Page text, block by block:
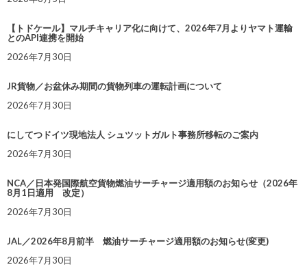
【トドケール】マルチキャリア化に向けて、2026年7月よりヤマト運輸
とのAPI連携を開始
2026年7月30日
JR貨物／お盆休み期間の貨物列車の運転計画について
2026年7月30日
にしてつドイツ現地法人 シュツットガルト事務所移転のご案内
2026年7月30日
NCA／日本発国際航空貨物燃油サーチャージ適用額のお知らせ（2026年
8月1日適用 改定）
2026年7月30日
JAL／2026年8月前半 燃油サーチャージ適用額のお知らせ(変更)
2026年7月30日